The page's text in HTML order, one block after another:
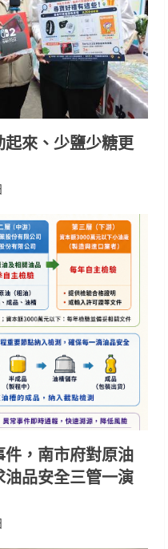
來、少鹽少糖更
，南市府對原油
品安全三管一演